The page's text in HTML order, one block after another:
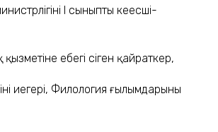
І сыныпты кеңесші-
еңбегі сіңген қайраткер,
иегері, Филология ғылымдарының